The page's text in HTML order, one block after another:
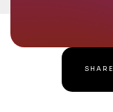
SHARE